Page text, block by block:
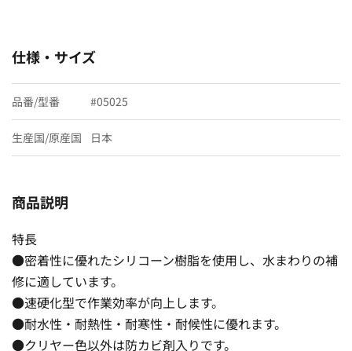
仕様・サイズ
品番/型番 #05025
生産国/原産国 日本
商品説明
特長
●密着性に優れたシリコーン樹脂を使用し、水まわりの補
修に適しています。
●速硬化型で作業効率が向上します。
●耐水性・耐熱性・耐寒性・耐候性に優れます。
●クリヤー色以外は防カビ剤入りです。